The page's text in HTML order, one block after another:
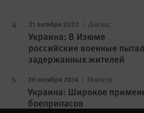
21 октября 2022 Доклад
Украина: В Изюме
российские военные
задержанных жителей
20 октября 2014 Новости
Украина: Широкое
боеприпасов